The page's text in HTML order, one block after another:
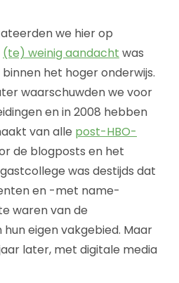
we hier op
(te) weinig aandacht was
het hoger onderwijs.
waarschuwden we voor
en in 2008 hebben
van alle post-HBO-
de blogposts en het
was destijds dat
en -met name-
waren van de
eigen vakgebied. Maar
later, met digitale media